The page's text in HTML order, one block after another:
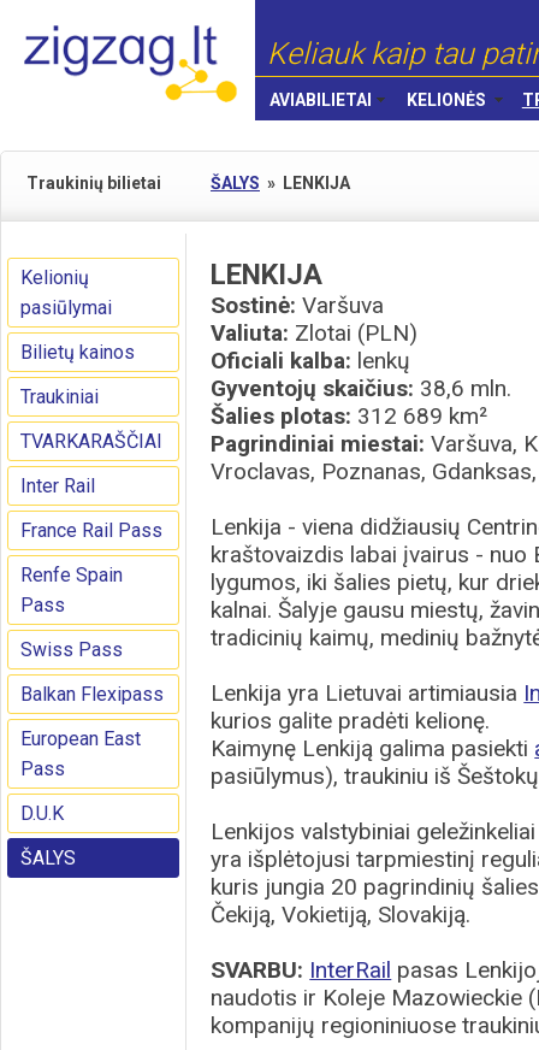
Keliauk kaip tau
AVIABILIETAI KELIONĖS
Traukinių bilietai ŠALYS » LENKIJA
Kelionių
pasiūlymai
Bilietų kainos
Traukiniai
TVARKARAŠČIAI
Inter Rail
France Rail Pass
Renfe Spain
Pass
Swiss Pass
Balkan Flexipass
European East
Pass
D.U.K
ŠALYS
LENKIJA
Sostinė: Varšuva
Valiuta: Zlotai (PLN)
Oficiali kalba: lenkų
Gyventojų skaičius: 38,6 mln.
Šalies plotas: 312 689 km²
Pagrindiniai miestai: Varšuva,
Vroclavas, Poznanas,
Lenkija - viena didžiausių
kraštovaizdis labai įvairus -
lygumos, iki šalies pietų, kur
kalnai. Šalyje gausu miestų,
tradicinių kaimų, medinių
Lenkija yra Lietuvai artimiausia
kurios galite pradėti kelionę.
Kaimynę Lenkiją galima pasiekti
pasiūlymus), traukiniu iš
Lenkijos valstybiniai
yra išplėtojusi tarpmiestinį
kuris jungia 20 pagrindinių
Čekiją, Vokietiją, Slovakiją.
SVARBU: InterRail pasas
naudotis ir Koleje Mazowieckie
kompanijų regioniniuose